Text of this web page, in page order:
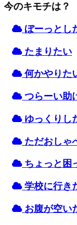
今のキモチは？
ぼーっとし
たまりたい
何かやりた
つらーい助
ゆっくりし
ただおしゃ
ちょっと 困
学校に行き
お腹が空い